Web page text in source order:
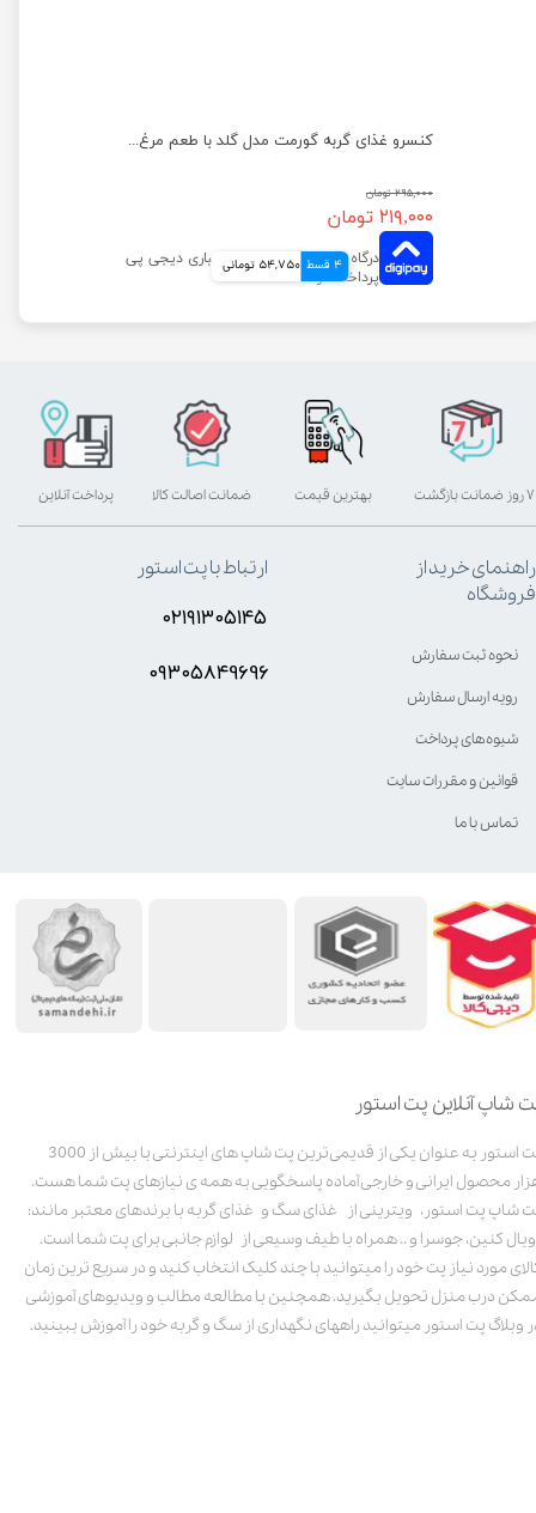
کنسرو غذای گربه گورمت مدل گلد با طعم مرغ وزن ۸۵ گرم
۲۹۵,۰۰۰ تومان
۲۱۹,۰۰۰ تومان
4 قسط 54,750 تومانی
شاپ آنلاین پت استور
پت استور به عنوان یکی از قدیمی‌ترین پت شاپ های اینترنتی با بیش از 3000
محصول ایرانی و خارجی آماده پاسخگویی به همه ی نیازهای پت شما هست.
شاپ پت استور، ویترینی از غذای سگ و غذای گربه با برندهای معتبر مانند:
کنین، جوسرا و .. همراه با طیف وسیعی از لوازم جانبی برای پت شما است.
مورد نیاز پت خود را میتوانید با چند کلیک انتخاب کنید و در سریع ترین زمان
درب منزل تحویل بگیرید. همچنین با مطالعه مطالب و ویدیوهای آموزشی
وبلاگ پت استور میتوانید راههای نگهداری از سگ و گربه خود را آموزش ببینید.
بهترین قیمت پرداخت آنلاین ۷ روز ضمانت بازگشت ضمانت اصالت کالا
راهنمای خرید از
فروشگاه
نحوه ثبت سفارش
رویه ارسال سفارش
شیوه‌های پرداخت
قوانین و مقررات سایت
تماس با ما
ارتباط با پت استور
۰۲۱۹۱۳۰۵۱۴۵
۰۹۳۰۵8۴9696